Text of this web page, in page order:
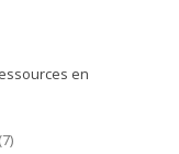
en
(7)